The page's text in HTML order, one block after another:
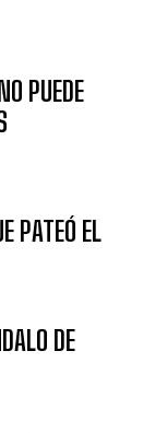
PUEDE
PATEÓ EL
DE